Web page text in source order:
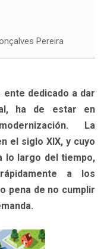
Pereira
ente dedicado a dar
ha de estar en
La
el siglo XIX, y cuyo
lo largo del tiempo,
a los
pena de no cumplir